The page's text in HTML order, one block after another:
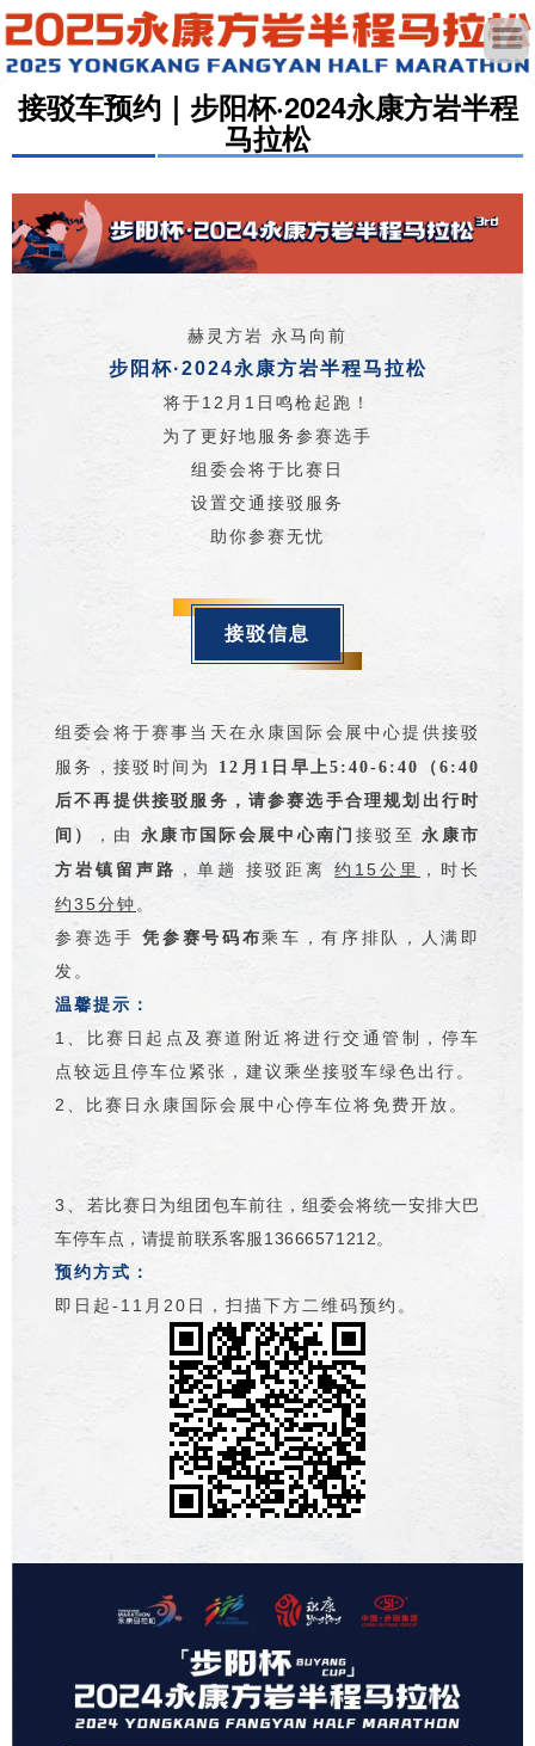
接驳车预约｜步阳杯·2024永康方岩半程
马拉松
赫灵方岩 永马向前
步阳杯·2024永康方岩半程马拉松
将于12月1日鸣枪起跑！
为了更好地服务参赛选手
组委会将于比赛日
设置交通接驳服务
助你参赛无忧
接驳信息
组委会将于赛事当天在永康国际会展中心提供接驳
服务，接驳时间为 12月1日早上5:40-6:40（6:40
后不再提供接驳服务，请参赛选手合理规划出行时
间）
，由 永康市国际会展中心南门 接驳至永康市
方岩镇留声路 ，单趟 接驳 距离约15公里
，时长
约35分钟 。
参赛选手凭参赛号码布乘车，有序排队，人满即
发。
温馨提示：
1、比赛日起点及赛道附近将进行交通管制，停车
点较远且停车位紧张，建议乘坐接驳车绿色出行。
2、比赛日永康国际会展中心停车位将免费开放。
3、 若比赛日为组团包车前往，组委会将统一安排大巴
车停车点，请提前联系客服13666571212。
预约方式：
即日起-11月20日，扫描下方二维码预约。